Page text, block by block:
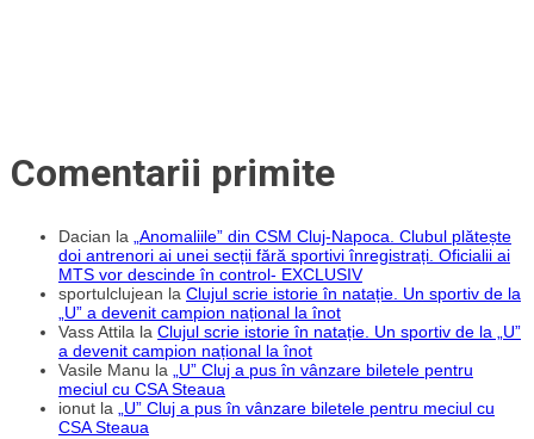
Comentarii primite
Dacian la „Anomaliile” din CSM Cluj-Napoca. Clubul plătește
doi antrenori ai unei secții fără sportivi înregistrați. Oficialii ai
MTS vor descinde în control- EXCLUSIV
sportulclujean la Clujul scrie istorie în natație. Un sportiv de la
„U” a devenit campion național la înot
Vass Attila la Clujul scrie istorie în natație. Un sportiv de la „U”
a devenit campion național la înot
Vasile Manu la „U” Cluj a pus în vânzare biletele pentru
meciul cu CSA Steaua
ionut la „U” Cluj a pus în vânzare biletele pentru meciul cu
CSA Steaua